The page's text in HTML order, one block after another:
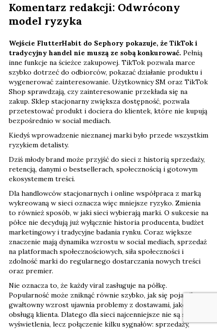
Komentarz redakcji: Odwrócony
model ryzyka
Wejście FlutterHabit do Sephory pokazuje, że TikTok i
tradycyjny handel nie muszą ze sobą konkurować. Pełnią
inne funkcje na ścieżce zakupowej. TikTok pozwala marce
szybko dotrzeć do odbiorców, pokazać działanie produktu i
wygenerować zainteresowanie. Użytkownicy SM oraz TikTok
Shop sprawdzają, czy zainteresowanie przekłada się na
zakup. Sklep stacjonarny zwiększa dostępność, pozwala
przetestować produkt i dociera do klientek, które nie kupują
bezpośrednio w social mediach.
Kiedyś wprowadzenie nieznanej marki było przede wszystkim
ryzykiem detalisty.
Dziś młody brand może przyjść do sieci z historią sprzedaży,
retencją, danymi o bestsellerach, społecznością i gotowym
ekosystemem treści.
Dla handlowców stacjonarnych i online współpraca z marką
wykreowaną w sieci oznacza więc mniejsze ryzyko. Zmienia
to również sposób, w jaki sieci wybierają marki. O sukcesie na
półce nie decydują już wyłącznie historia producenta, budżet
marketingowy i tradycyjne badania rynku. Coraz większe
znaczenie mają dynamika wzrostu w social mediach, sprzedaż
na platformach społecznościowych, siła społeczności i
zdolność marki do regularnego dostarczania nowych treści
oraz premier.
Nie oznacza to, że każdy viral zasługuje na półkę.
Popularność może zniknąć równie szybko, jak się pojawiła, a
gwałtowny wzrost ujawnia problemy z dostawami, jakością i
obsługą klienta. Dlatego dla sieci najcenniejsze nie są same
wyświetlenia, lecz połączenie kilku sygnałów: sprzedaży,